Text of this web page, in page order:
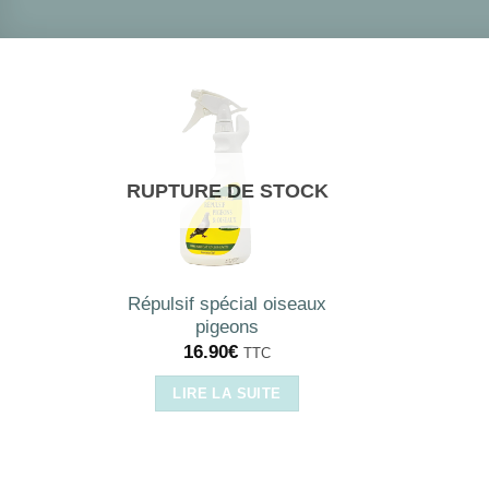
RUPTURE DE STOCK
Répulsif spécial oiseaux
pigeons
16.90€ TTC
LIRE LA SUITE